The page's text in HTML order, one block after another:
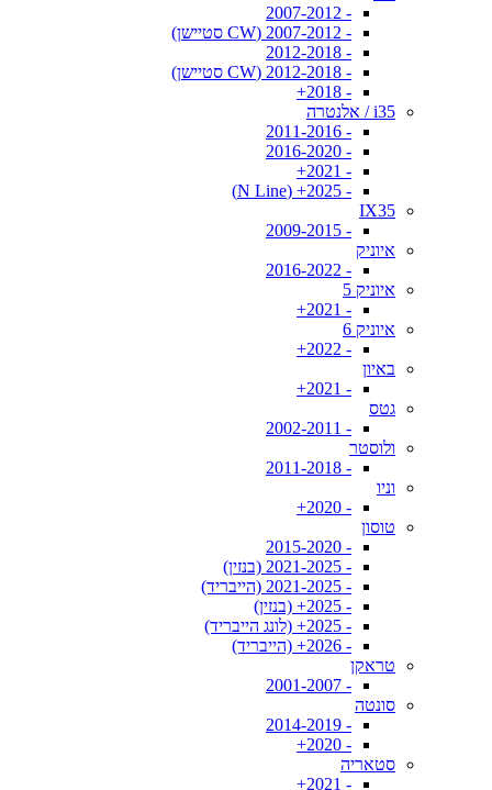
- 2007-2012
- 2007-2012 (CW סטיישן)
- 2012-2018
- 2012-2018 (CW סטיישן)
- 2018+
i35 / אלנטרה
- 2011-2016
- 2016-2020
- 2021+
- 2025+ (N Line)
IX35
- 2009-2015
איוניק
- 2016-2022
איוניק 5
- 2021+
איוניק 6
- 2022+
באיון
- 2021+
גטס
- 2002-2011
ולוסטר
- 2011-2018
וניו
- 2020+
טוסון
- 2015-2020
- 2021-2025 (בנזין)
- 2021-2025 (הייבריד)
- 2025+ (בנזין)
- 2025+ (לונג הייבריד)
- 2026+ (הייבריד)
טראקן
- 2001-2007
סונטה
- 2014-2019
- 2020+
סטאריה
- 2021+